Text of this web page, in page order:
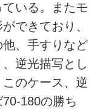
いる。またモ
できており、
、手すりなど
逆光描写とし
のケース、逆
180の勝ち